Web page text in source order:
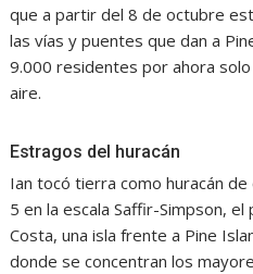
que a partir del 8 de octubre
las vías y puentes que dan a
9.000 residentes por ahora
aire.
Estragos del huracán
Ian tocó tierra como huracán
5 en la escala Saffir-Simpson,
Costa, una isla frente a Pine
donde se concentran los